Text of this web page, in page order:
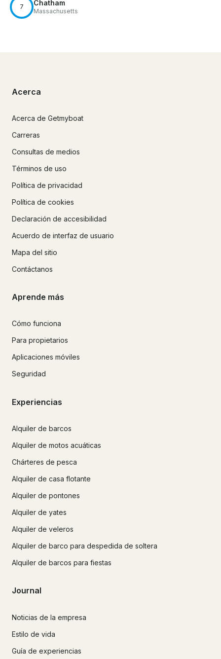
7 Chatham
Massachusetts
Acerca
Acerca de Getmyboat
Carreras
Consultas de medios
Términos de uso
Política de privacidad
Política de cookies
Declaración de accesibilidad
Acuerdo de interfaz de usuario
Mapa del sitio
Contáctanos
Aprende más
Cómo funciona
Para propietarios
Aplicaciones móviles
Seguridad
Experiencias
Alquiler de barcos
Alquiler de motos acuáticas
Chárteres de pesca
Alquiler de casa flotante
Alquiler de pontones
Alquiler de yates
Alquiler de veleros
Alquiler de barco para despedida de soltera
Alquiler de barcos para fiestas
Journal
Noticias de la empresa
Estilo de vida
Guía de experiencias